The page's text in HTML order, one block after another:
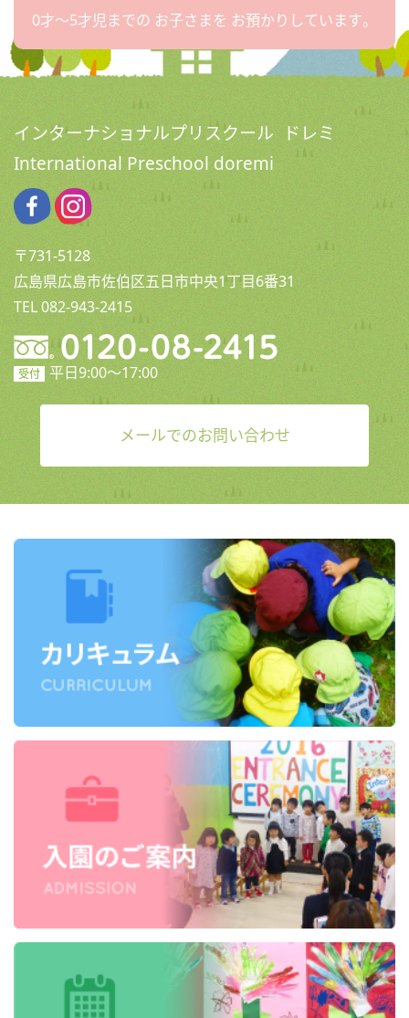
0才〜5才児までの お子さまを お預かりしています。
インターナショナルプリスクール ドレミ
International Preschool doremi
〒731-5128
広島県広島市佐伯区五日市中央1丁目6番31
TEL 082-943-2415
受付 平日9:00〜17:00
メールでのお問い合わせ